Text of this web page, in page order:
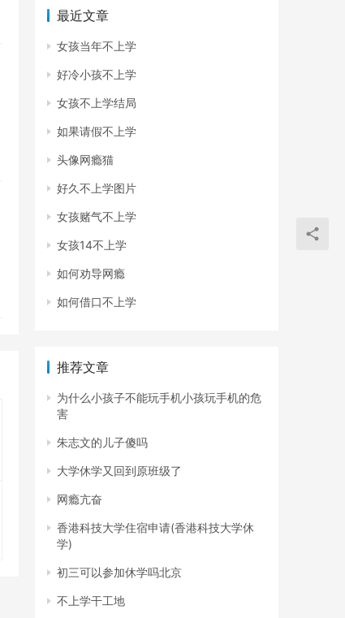
最近文章
女孩当年不上学
好冷小孩不上学
女孩不上学结局
如果请假不上学
头像网瘾猫
好久不上学图片
女孩赌气不上学
女孩14不上学
如何劝导网瘾
如何借口不上学
推荐文章
为什么小孩子不能玩手机小孩玩手机的危
害
朱志文的儿子傻吗
大学休学又回到原班级了
网瘾亢奋
香港科技大学住宿申请(香港科技大学休
学)
初三可以参加休学吗北京
不上学干工地